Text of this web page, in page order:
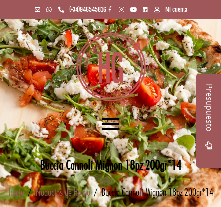
(+34)946545816 Mi cuenta
Buccia Cannoli Mignon 18pz 200gr*14
Inicio/Productos de Horno/ Buccia Cannoli Mignon 18pz 200gr*14
Presupuesto